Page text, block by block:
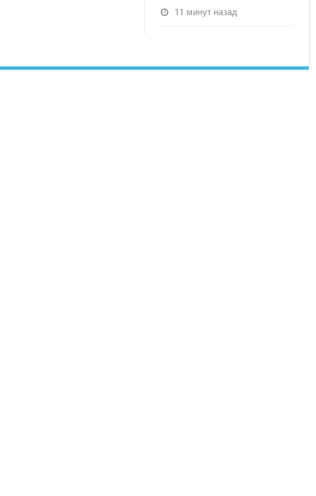
11 минут назад